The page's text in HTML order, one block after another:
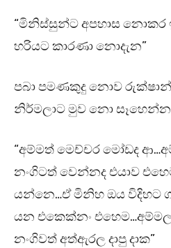
“මිනිස්සුන්ට අපහාස නොකර
හරියට කාරණා නොදැන”
පබා පමණකුදු නොව රුක්ෂාන්
නිර්මලාට මුව නො සෑහෙන්න
“අම්මත් මෙච්චර මෝඩද
නංගිටත් වෙන්නද එයාව
යන්නෙ…ඒ මිනිහ ඔය විදිහට
යන එකෙක්නං
නංගිවත් අත්ඇරල දාපු දාක”